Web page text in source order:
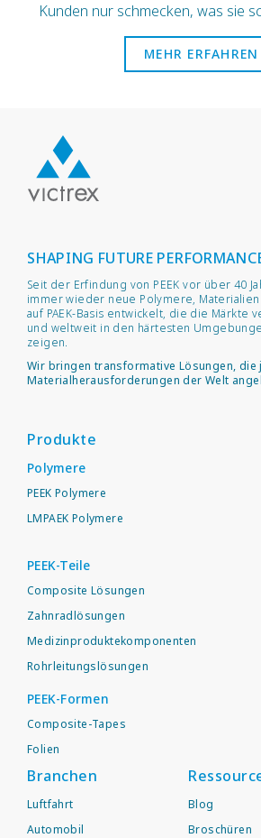
Kunden nur schmecken, was sie
MEHR ERFAHREN
SHAPING FUTURE
Seit der Erfindung von PEEK vor über 40
immer wieder neue Polymere,
auf PAEK-Basis entwickelt, die die Märkte
und weltweit in den härtesten
zeigen.
Wir bringen transformative Lösungen, die
Materialherausforderungen der Welt
Produkte
Polymere
PEEK Polymere
LMPAEK Polymere
PEEK-Teile
Composite Lösungen
Zahnradlösungen
Medizinproduktekomponenten
Rohrleitungslösungen
PEEK-Formen
Composite-Tapes
Folien
Branchen
Luftfahrt
Automobil
Blog
Broschüren